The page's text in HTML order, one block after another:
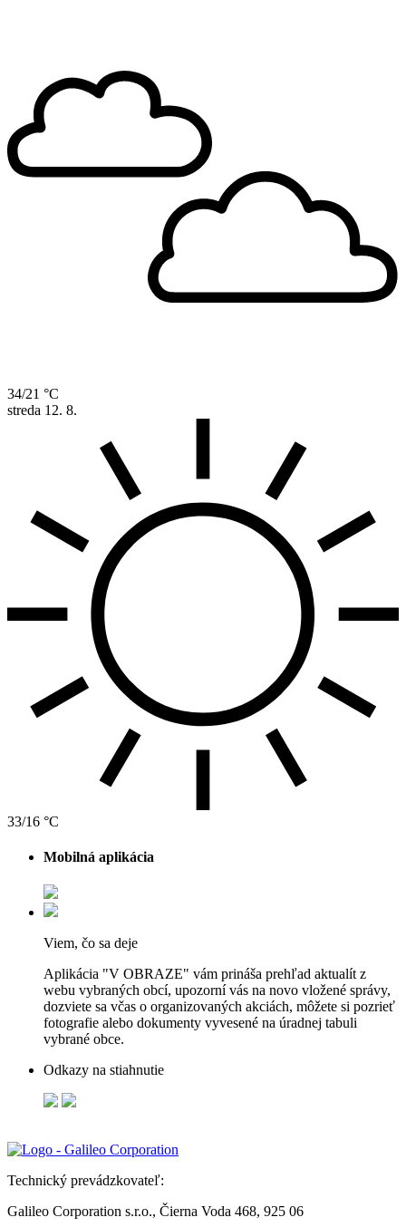
34/21 °C
streda 12. 8.
33/16 °C
Mobilná aplikácia
Viem, čo sa deje
Aplikácia "V OBRAZE" vám prináša prehľad aktualít z
webu vybraných obcí, upozorní vás na novo vložené správy,
dozviete sa včas o organizovaných akciách, môžete si pozrieť
fotografie alebo dokumenty vyvesené na úradnej tabuli
vybrané obce.
Odkazy na stiahnutie
Technický prevádzkovateľ:
Galileo Corporation s.r.o., Čierna Voda 468, 925 06